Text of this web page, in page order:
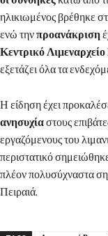
ηλικιωμένος βρέθηκε
ενώ τηνπροανάκριση
Κεντρικό
εξετάζει όλα τα
Η είδηση έχει
ανησυχίαστους
εργαζόμενους του
περιστατικό
πλέον πολυσύχναστα
Πειραιά.